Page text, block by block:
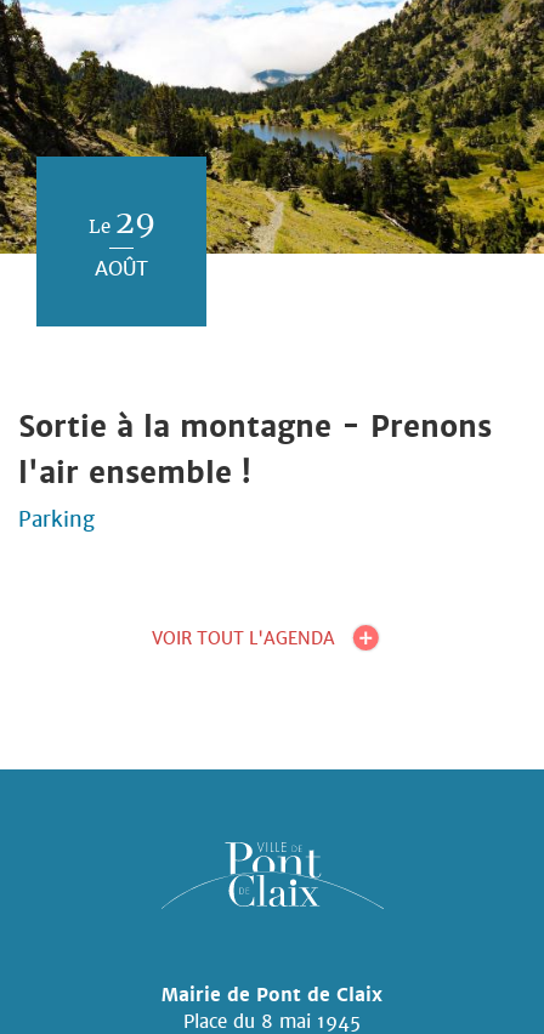
Le 29
AOÛT
Sortie à la montagne - Prenons
l'air ensemble !
Parking
VOIR TOUT L'AGENDA
Mairie de Pont de Claix
Place du 8 mai 1945